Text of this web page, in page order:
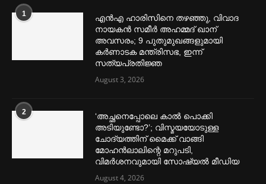
1
എൻഎ ഹാരിസിനെ തഴ‌‍ഞ്ഞു, വിവാദ
നായകൻ സമീര്‍ അഹമ്മദ് ഖാന്
അവസരം; 9 പുതുമുഖങ്ങളുമായി
കര്‍ണാടക മന്ത്രിസഭ, ഇന്ന്
സത്യപ്രതിജ്ഞ
August 3, 2026
2
‘അച്ഛനെപ്പോലെ കാല്‍ പൊക്കി
അടിയുണ്ടോ?’; വിസ്മയയോടുള്ള
ചോദ്യത്തിന് മൈക്ക് വാങ്ങി
മോഹൻലാലിന്റെ മറുപടി,
വിമര്‍ശനവുമായി സോഷ്യല്‍ മീഡിയ
August 4, 2026